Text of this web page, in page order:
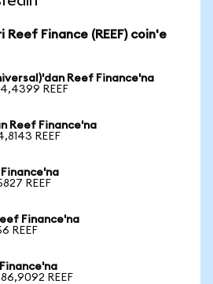
Finance (REEF) coin'e
Reef Finance'na
REEF
Reef Finance'na
REEF
REEF
Finance'na
REEF
REEF